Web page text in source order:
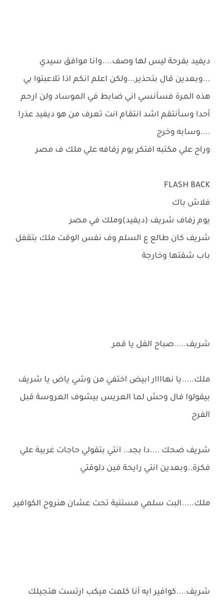
ديفيد بفرحة ليس لها وصف....وانا موافق سيدي
...وبعدين قال بتحذير...ولكن اعلم انكم اذا تلاعبتوا بي
هذه المرة فسأنسي اني ضابط في الموساد ولن ارحم
أحدا وسأنتقم اشد انتقام انت تعرف من هو ديفيد عذرا
....وسابه وخرج
وراح علي مكتبه افتكر يوم زفافه علي ملك ف مصر
FLASH BACK
فلاش باك
يوم زفاف شريف (ديفيد)وملك في مصر
شريف كان طالع ع السلم وف نفس الوقت ملك بتقفل
باب شقتها وخارجة
شريف.....صباح الفل يا قمر
ملك.....يا نهاااار ابيض اختفي من وشي ياض يا شريف
بيقولوا فال وحش لما العريس بيشوف العروسة قبل
الفرح
شريف ضحك ....دا بجد.. انتي بتقولي حاجات غريبة علي
فكرة..وبعدين انتي رايحة فين دلوقتي
ملك.....البت سلمي مستنية تحت عشان هنروح الكوافير
شريف....كوافير ايه أنا كلمت ميكب ارتست هتجيلك